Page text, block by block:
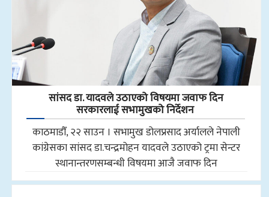
सांसद डा‍‍. यादवले उठाएको विषयमा जवाफ दिन
सरकारलाई सभामुखको निर्देशन
काठमाडौँ, २२ साउन । सभामुख डोलप्रसाद अर्यालले नेपाली
कांग्रेसका सांसद डा.चन्द्रमोहन यादवले उठाएको ट्रमा सेन्टर
स्थानान्तरणसम्बन्धी विषयमा आजै जवाफ दिन